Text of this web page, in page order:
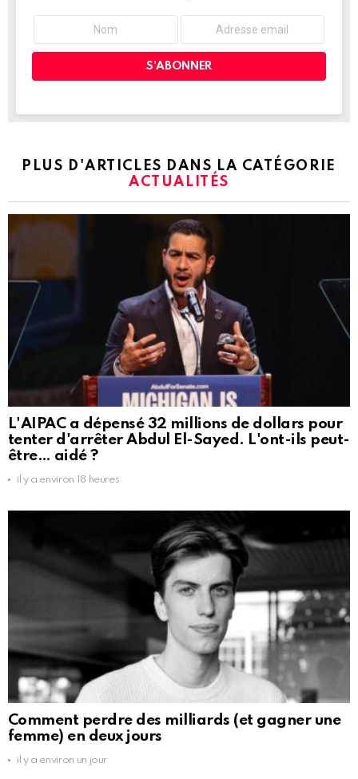
PLUS D'ARTICLES DANS LA CATÉGORIE
ACTUALITÉS
L'AIPAC a dépensé 32 millions de dollars pour
tenter d'arrêter Abdul El-Sayed. L'ont-ils peut-
être… aidé ?
il y a environ 18 heures
Comment perdre des milliards (et gagner une
femme) en deux jours
il y a environ un jour